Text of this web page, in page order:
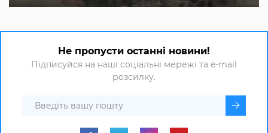
Не пропусти останні новини!
Підписуйся на наші соціальні мережі та e-mail
розсилку.